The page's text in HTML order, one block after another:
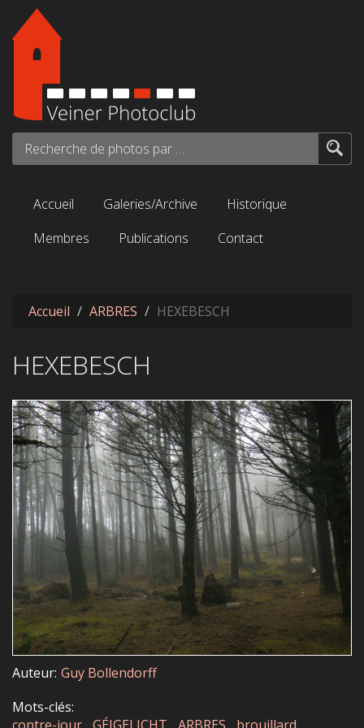
Aller au contenu principal
Recherche de photos par mots-clés...
Accueil Galeries/Archive
Historique
Membres
Publications Contact
Accueil ARBRES HEXEBESCH
HEXEBESCH
Auteur Guy Bollendorff
Mots-clés